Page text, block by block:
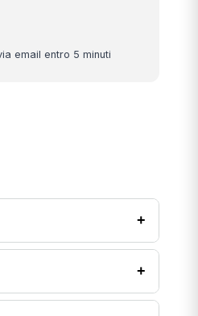
email entro 5 minuti
+
+